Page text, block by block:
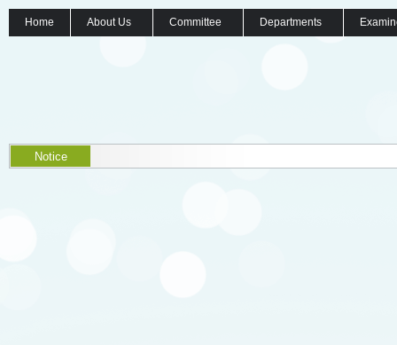
Home About Us Committee Departments
Notice